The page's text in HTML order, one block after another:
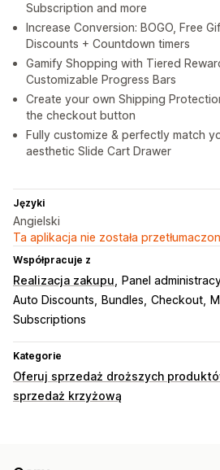
Subscription and more
Increase Conversion: BOGO, Free
Discounts + Countdown timers
Gamify Shopping with Tiered
Customizable Progress Bars
Create your own Shipping
the checkout button
Fully customize & perfectly match
aesthetic Slide Cart Drawer
Języki
Angielski
Ta aplikacja nie została
Współpracuje z
Realizacja zakupu
Panel
Auto Discounts
Bundles Checkout
Subscriptions
Kategorie
Oferuj sprzedaż droższych
sprzedaż krzyżową